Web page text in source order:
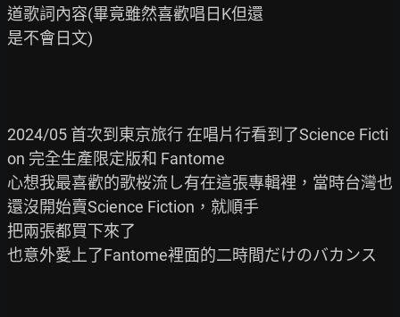
道歌詞內容(畢竟雖然喜歡唱日K但還
是不會日文)
2024/05 首次到東京旅行 在唱片行看到了Science Ficti
on 完全生產限定版和 Fantome
心想我最喜歡的歌桜流し有在這張專輯裡，當時台灣也
還沒開始賣Science Fiction，就順手
把兩張都買下來了
也意外愛上了Fantome裡面的二時間だけのバカンス